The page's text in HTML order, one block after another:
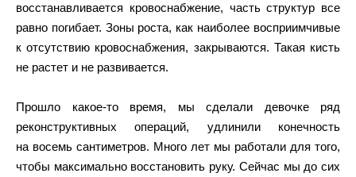
восстанавливается кровоснабжение, часть структур все
равно погибает. Зоны роста, как наиболее восприимчивые
к отсутствию кровоснабжения, закрываются. Такая кисть
не растет и не развивается.
Прошло какое-то время, мы сделали девочке ряд
реконструктивных операций, удлинили конечность
на восемь сантиметров. Много лет мы работали для того,
чтобы максимально восстановить руку. Сейчас мы до сих